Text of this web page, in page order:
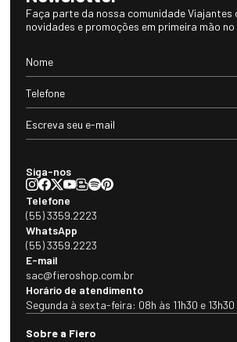
a itens para esportes de alta performance ou, até
calçados e acessórios para uso no dia a dia. A lã é retirada de forma gentil
diversos tipos de ambientes e climas, desde
planícies extremamente quentes. Desta forma, a
o passar do tempo para que pudessem sobreviver
Faça parte da nossa comunidade Viajantes
novidades e promoções em primeira mão no
Siga-nos
Telefone
(55) 3359.2223
WhatsApp
(55) 3359.2223
E-mail
sac@fieroshop.com.br
Horário de atendimento
Segunda à sexta-feira: 08h às 11h30 e
Sobre a Fiero